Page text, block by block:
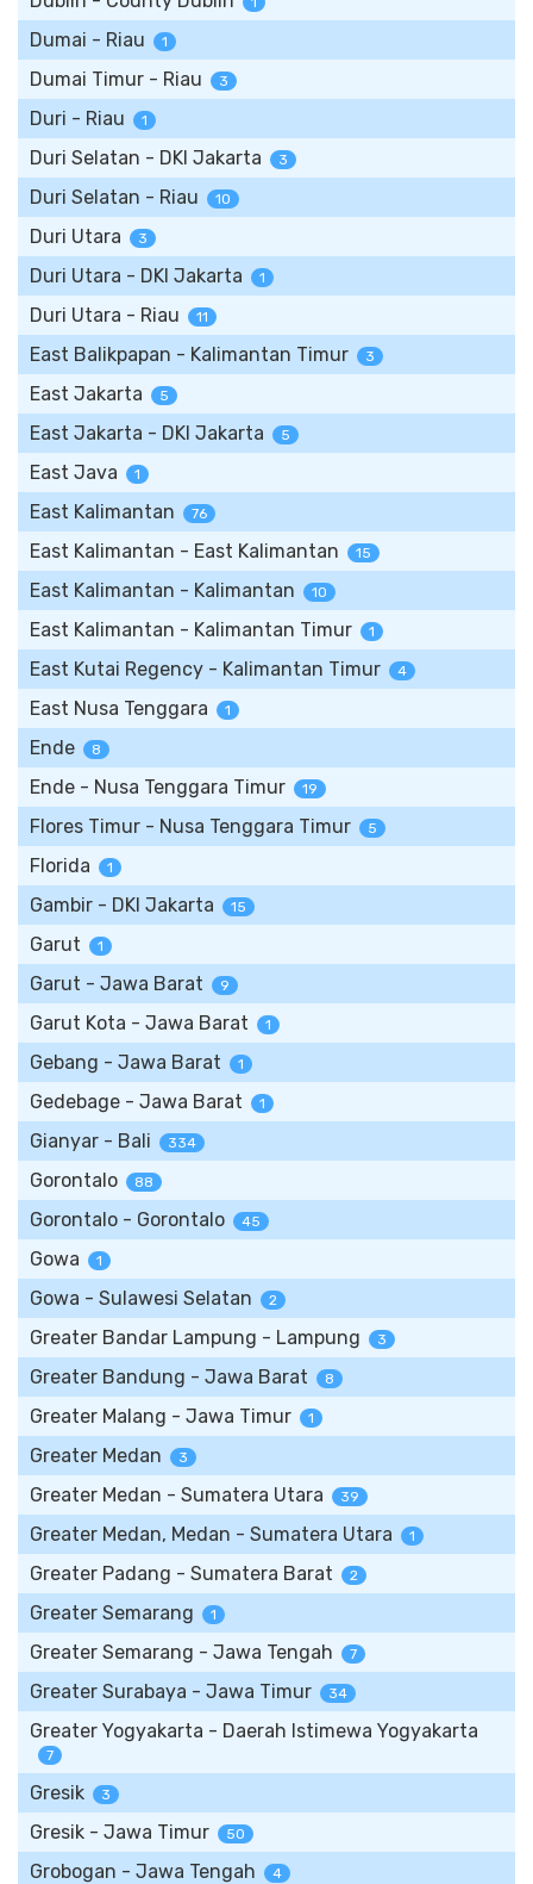
Dumai - Riau 1
Dumai Timur - Riau 3
Duri - Riau 1
Duri Selatan - DKI Jakarta 3
Duri Selatan - Riau 10
Duri Utara 3
Duri Utara - DKI Jakarta 1
Duri Utara - Riau 11
East Balikpapan - Kalimantan Timur 3
East Jakarta 5
East Jakarta - DKI Jakarta 5
East Java 1
East Kalimantan 76
East Kalimantan - East Kalimantan 15
East Kalimantan - Kalimantan 10
East Kalimantan - Kalimantan Timur 1
East Kutai Regency - Kalimantan Timur 4
East Nusa Tenggara 1
Ende 8
Ende - Nusa Tenggara Timur 19
Flores Timur - Nusa Tenggara Timur 5
Florida 1
Gambir - DKI Jakarta 15
Garut 1
Garut - Jawa Barat 9
Garut Kota - Jawa Barat 1
Gebang - Jawa Barat 1
Gedebage - Jawa Barat 1
Gianyar - Bali 334
Gorontalo 88
Gorontalo - Gorontalo 45
Gowa 1
Gowa - Sulawesi Selatan 2
Greater Bandar Lampung - Lampung 3
Greater Bandung - Jawa Barat 8
Greater Malang - Jawa Timur 1
Greater Medan 3
Greater Medan - Sumatera Utara 39
Greater Medan, Medan - Sumatera Utara 1
Greater Padang - Sumatera Barat 2
Greater Semarang 1
Greater Semarang - Jawa Tengah 7
Greater Surabaya - Jawa Timur 34
Greater Yogyakarta - Daerah Istimewa Yogyakarta
7
Gresik 3
Gresik - Jawa Timur 50
Grobogan - Jawa Tengah 4